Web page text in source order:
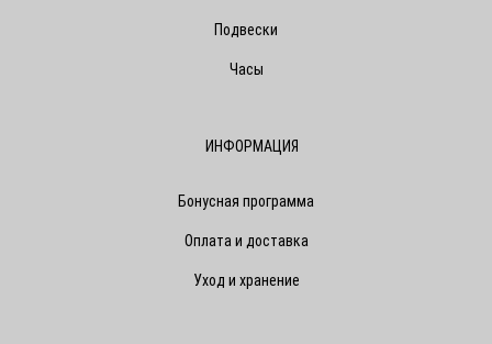
Подвески
Часы
ИНФОРМАЦИЯ
Бонусная программа
Оплата и доставка
Уход и хранение